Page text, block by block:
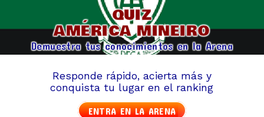
QUIZ
AMÉRICA MINEIRO
Demuestra tus conocimientos en la Arena
Responde rápido, acierta más y
conquista tu lugar en el ranking
ENTRA EN LA ARENA